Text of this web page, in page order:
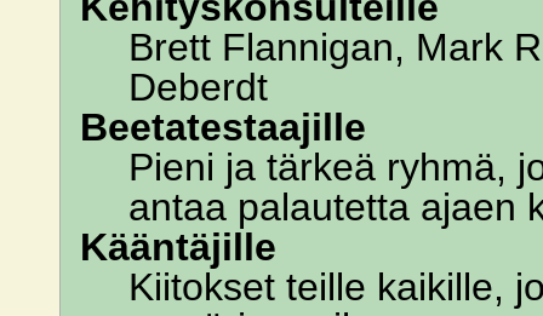
Brett Flannigan, Mark
Deberdt
Beetatestaajille
Pieni ja tärkeä ryhmä,
antaa palautetta ajaen
Kääntäjille
Kiitokset teille kaikille,